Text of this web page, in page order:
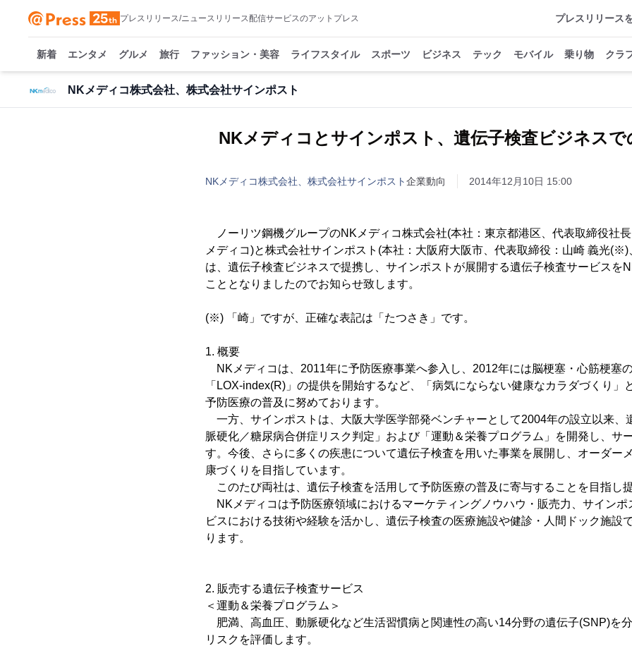
プレスリリース/ニュースリリース配信サービスのアットプレス プレスリリース
新着 エンタメ グルメ 旅行 ファッション・美容 ライフスタイル スポーツ ビジネス テック モバイル 乗り物 クラ
NKメディコ株式会社、株式会社サインポスト
NKメディコとサインポスト、遺伝子検査ビジネスで
NKメディコ株式会社、株式会社サインポスト企業動向 2014年12月10日 15:00
ノーリツ鋼機グループのNKメディコ株式会社(本社：東京都港区、代表取締役社
メディコ)と株式会社サインポスト(本社：大阪府大阪市、代表取締役：山崎 義光
は、遺伝子検査ビジネスで提携し、サインポストが展開する遺伝子検査サービスを
こととなりましたのでお知らせ致します。
(※) 「崎」ですが、正確な表記は「たつさき」です。
1. 概要
NKメディコは、2011年に予防医療事業へ参入し、2012年には脳梗塞・心筋梗塞
「LOX-index(R)」の提供を開始するなど、「病気にならない健康なカラダづくり」
予防医療の普及に努めております。
一方、サインポストは、大阪大学医学部発ベンチャーとして2004年の設立以来、
脈硬化／糖尿病合併症リスク判定」および「運動＆栄養プログラム」を開発し、サ
す。今後、さらに多くの疾患について遺伝子検査を用いた事業を展開し、オーダー
康づくりを目指しています。
このたび両社は、遺伝子検査を活用して予防医療の普及に寄与することを目指し提
NKメディコは予防医療領域におけるマーケティングノウハウ・販売力、サインポ
ビスにおける技術や経験を活かし、遺伝子検査の医療施設や健診・人間ドック施設
ります。
2. 販売する遺伝子検査サービス
＜運動＆栄養プログラム＞
肥満、高血圧、動脈硬化など生活習慣病と関連性の高い14分野の遺伝子(SNP)を
リスクを評価します。